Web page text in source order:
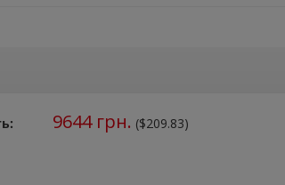
9644грн. ($209.83)